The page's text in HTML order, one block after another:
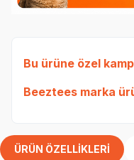
Bu ürüne özel
Beeztees marka
ÜRÜN ÖZELLIKLERI